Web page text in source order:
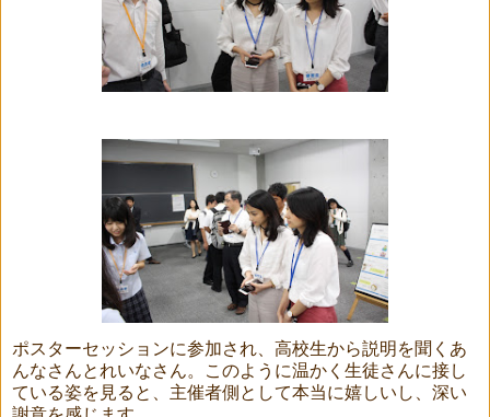
ポスターセッションに参加され、高校生から説明を聞くあ
んなさんとれいなさん。このように温かく生徒さんに接し
ている姿を見ると、主催者側として本当に嬉しいし、深い